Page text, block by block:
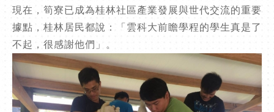
現在，筍寮已成為桂林社區產業發展與世代交流的重要
據點，桂林居民都說：「雲科大前瞻學程的學生真是了
不起，很感謝他們」。